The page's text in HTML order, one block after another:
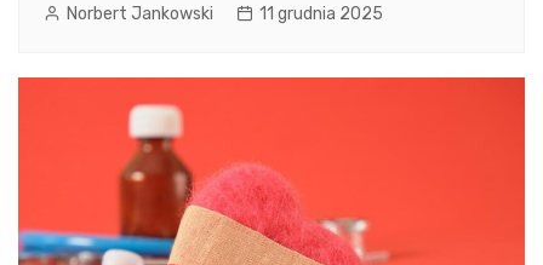
Norbert Jankowski 11 grudnia 2025